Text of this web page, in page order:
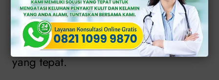
Masalah kesehatan ini tidak dapat
disepelekan. Artinya, penderita atrofi
vagina harus melakukan perawatan
yang tepat.